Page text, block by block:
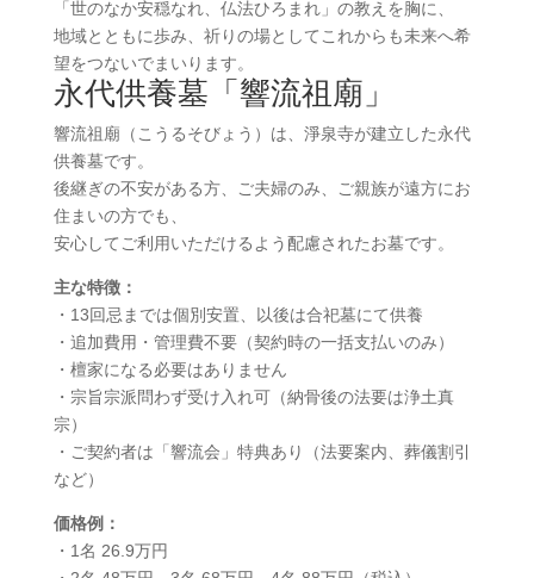
「世のなか安穏なれ、仏法ひろまれ」の教えを胸に、
地域とともに歩み、祈りの場としてこれからも未来へ希
望をつないでまいります。
永代供養墓「響流祖廟」
響流祖廟（こうるそびょう）は、淨泉寺が建立した永代
供養墓です。
後継ぎの不安がある方、ご夫婦のみ、ご親族が遠方にお
住まいの方でも、
安心してご利用いただけるよう配慮されたお墓です。
主な特徴：
・13回忌までは個別安置、以後は合祀墓にて供養
・追加費用・管理費不要（契約時の一括支払いのみ）
・檀家になる必要はありません
・宗旨宗派問わず受け入れ可（納骨後の法要は浄土真
宗）
・ご契約者は「響流会」特典あり（法要案内、葬儀割引
など）
価格例：
・1名 26.9万円